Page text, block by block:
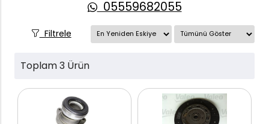
05559682055
Filtrele
Toplam 3 Ürün